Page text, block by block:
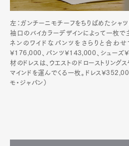
左：ガンチーニモチーフをちりばめたシャ
袖口のバイカラーデザインによって一枚
ネンのワイドなパンツをさらりと合わせ
¥176,000、パンツ¥143,000、シュー
材のドレスは、ウエストのドローストリング
マインドを運んでくる一枚。ドレス
モ・ジャパン）